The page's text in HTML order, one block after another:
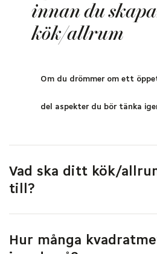
innan du
kök/allrum
Om du drömmer om ett
del aspekter du bör tänka
Vad ska ditt kök/
till?
Kök, matsal, vardagsrum,
innan du sätter igång med
Hur många